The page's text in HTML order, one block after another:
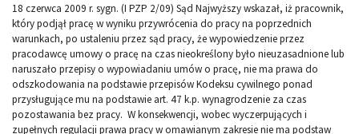
18 czerwca 2009 r. sygn. (I PZP 2/09) Sąd Najwyższy wskazał, iż pracownik,
który podjął pracę w wyniku przywrócenia do pracy na poprzednich
warunkach, po ustaleniu przez sąd pracy, że wypowiedzenie przez
pracodawcę umowy o pracę na czas nieokreślony było nieuzasadnione lub
naruszało przepisy o wypowiadaniu umów o pracę, nie ma prawa do
odszkodowania na podstawie przepisów Kodeksu cywilnego ponad
przysługujące mu na podstawie art. 47 k.p. wynagrodzenie za czas
pozostawania bez pracy. W konsekwencji, wobec wyczerpujących i
zupełnych regulacji prawa pracy w omawianym zakresie nie ma podstaw